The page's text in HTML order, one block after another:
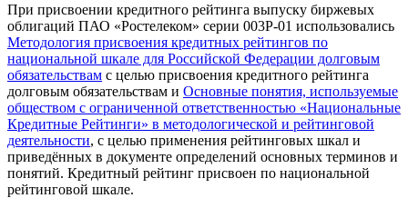
При присвоении кредитного рейтинга выпуску биржевых
облигаций ПАО «Ростелеком» серии 003Р-01 использовались
Методология присвоения кредитных рейтингов по
национальной шкале для Российской Федерации долговым
обязательствам с целью присвоения кредитного рейтинга
долговым обязательствам и Основные понятия, используемые
обществом с ограниченной ответственностью «Национальные
Кредитные Рейтинги» в методологической и рейтинговой
деятельности, с целью применения рейтинговых шкал и
приведённых в документе определений основных терминов и
понятий. Кредитный рейтинг присвоен по национальной
рейтинговой шкале.